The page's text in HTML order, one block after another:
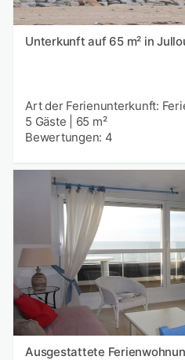
Unterkunft auf 65 m² in
Art der Ferienunterkunft:
5 Gäste
65 m²
Bewertungen: 4
Ausgestattete